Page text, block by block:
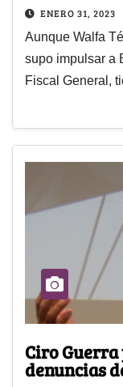
ENERO 31, 2023
Aunque Walfa
supo impulsar a
Fiscal General,
Ciro
denuncias